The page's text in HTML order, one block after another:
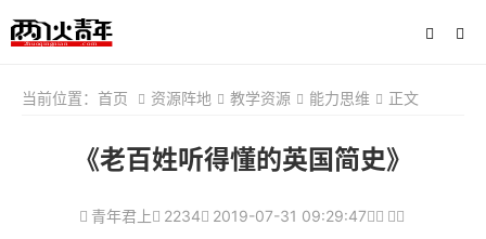
当前位置： 首页 资源阵地 教学资源 能力思维 正文
《老百姓听得懂的英国简史》
青年君上 2234 2019-07-31 09:29:47